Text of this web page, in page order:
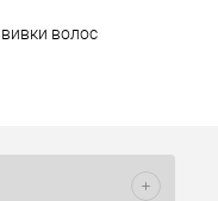
волос